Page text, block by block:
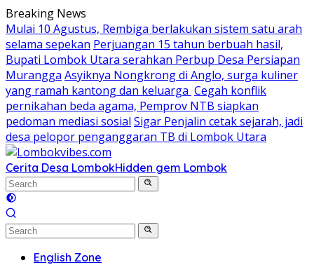
Skip
to
content
Breaking News
Mulai 10 Agustus, Rembiga berlakukan sistem satu arah
selama sepekan Perjuangan 15 tahun berbuah hasil,
Bupati Lombok Utara serahkan Perbup Desa Persiapan
Murangga Asyiknya Nongkrong di Anglo, surga kuliner
yang ramah kantong dan keluarga Cegah konflik
pernikahan beda agama, Pemprov NTB siapkan
pedoman mediasi sosial Sigar Penjalin cetak sejarah, jadi
desa pelopor penganggaran TB di Lombok Utara
Cerita Desa LombokHidden gem Lombok
English Zone